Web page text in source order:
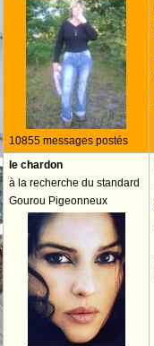
10855 messages postés
le chardon
à la recherche du standard
Gourou Pigeonneux